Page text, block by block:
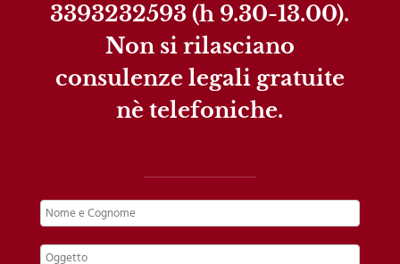
3393232593 (h 9.30-13.00).
Non si rilasciano
consulenze legali gratuite
nè telefoniche.